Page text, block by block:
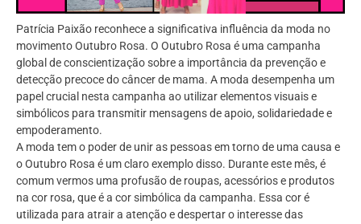
Patrícia Paixão reconhece a significativa influência da moda no
movimento Outubro Rosa. O Outubro Rosa é uma campanha
global de conscientização sobre a importância da prevenção e
detecção precoce do câncer de mama. A moda desempenha um
papel crucial nesta campanha ao utilizar elementos visuais e
simbólicos para transmitir mensagens de apoio, solidariedade e
empoderamento.
A moda tem o poder de unir as pessoas em torno de uma causa e
o Outubro Rosa é um claro exemplo disso. Durante este mês, é
comum vermos uma profusão de roupas, acessórios e produtos
na cor rosa, que é a cor simbólica da campanha. Essa cor é
utilizada para atrair a atenção e despertar o interesse das